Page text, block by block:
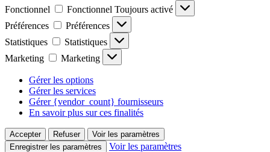
Fonctionnel
Fonctionnel Toujours activé
Préférences
Préférences
Statistiques
Statistiques
Marketing
Marketing
Gérer les options
Gérer les services
Gérer {vendor_count} fournisseurs
En savoir plus sur ces finalités
Accepter Refuser
Voir les paramètres
Enregistrer les paramètres
Voir les paramètres